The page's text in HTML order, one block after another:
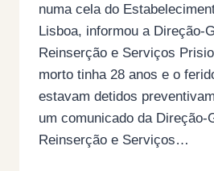
numa cela do
Lisboa, informou a Direção-
Reinserção e Serviços
morto tinha 28 anos e o
estavam detidos
um comunicado da Direção-
Reinserção e Serviços…